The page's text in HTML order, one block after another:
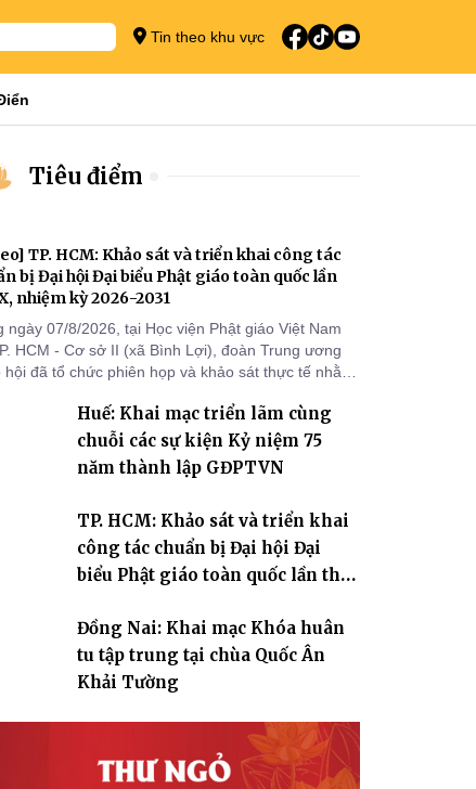
Tin theo khu vực
Tiêu điểm
TP. HCM: Khảo sát và triển khai công tác
bị Đại hội Đại biểu Phật giáo toàn quốc lần
nhiệm kỳ 2026-2031
ngày 07/8/2026, tại Học viện Phật giáo Việt Nam
HCM - Cơ sở II (xã Bình Lợi), đoàn Trung ương
hội đã tổ chức phiên họp và khảo sát thực tế nhằm
quốc lần thứ X, nhiệm kỳ 2026-2031.
Huế: Khai mạc triển lãm cùng
chuỗi các sự kiện Kỷ niệm 75
năm thành lập GĐPTVN
TP. HCM: Khảo sát và triển khai
công tác chuẩn bị Đại hội Đại
biểu Phật giáo toàn quốc lần thứ
Đồng Nai: Khai mạc Khóa huân
tu tập trung tại chùa Quốc Ân
Khải Tường